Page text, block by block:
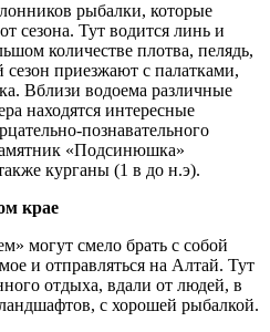
рыбалки, которые
сезона. Тут водится линь и
количестве плотва, пелядь,
приезжают с палатками,
Вблизи водоема различные
находятся интересные
познавательного
«Подсинюшка»
курганы (1 в до н.э).
крае
могут смело брать с собой
и отправляться на Алтай. Тут
отдыха, вдали от людей, в
с хорошей рыбалкой.